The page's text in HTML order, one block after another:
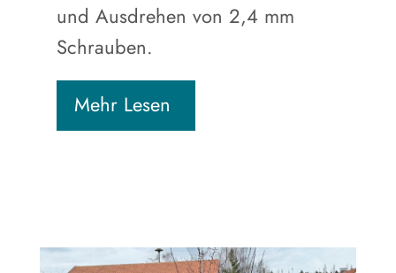
und Ausdrehen von 2,4 mm
Schrauben.
Mehr Lesen